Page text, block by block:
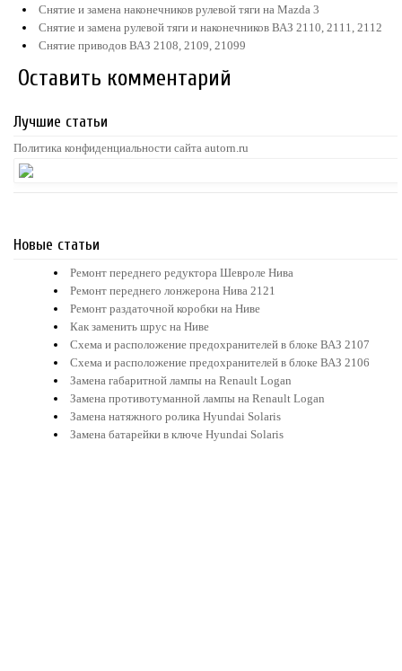
Снятие и замена наконечников рулевой тяги на Mazda 3
Снятие и замена рулевой тяги и наконечников ВАЗ 2110, 2111, 2112
Снятие приводов ВАЗ 2108, 2109, 21099
Оставить комментарий
Лучшие статьи
Политика конфиденциальности сайта autorn.ru
Новые статьи
Ремонт переднего редуктора Шевроле Нива
Ремонт переднего лонжерона Нива 2121
Ремонт раздаточной коробки на Ниве
Как заменить шрус на Ниве
Схема и расположение предохранителей в блоке ВАЗ 2107
Схема и расположение предохранителей в блоке ВАЗ 2106
Замена габаритной лампы на Renault Logan
Замена противотуманной лампы на Renault Logan
Замена натяжного ролика Hyundai Solaris
Замена батарейки в ключе Hyundai Solaris